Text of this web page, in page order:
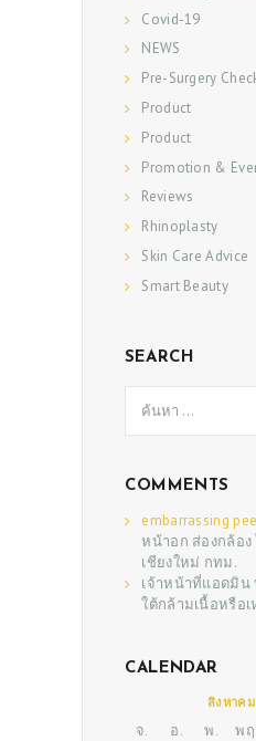
Covid-19
NEWS
Pre-Surgery
Product
Product
Promotion &
Reviews
Rhinoplasty
Skin Care Advice
Smart Beauty
SEARCH
สำหรับ:
COMMENTS
embarrassing
หน้าอก ส่องกล้อง
เชียงใหม่ กทม.
เจ้าหน้าที่แอดมิน
ใต้กล้ามเนื้อหรือ
CALENDAR
สิงหาคม
จ. อ. พ. พฤ.